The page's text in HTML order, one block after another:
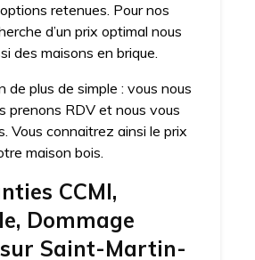
retenues. Pour nos
d’un prix optimal nous
des maisons en brique.
de plus de simple : vous nous
prenons RDV et nous vous
Vous connaitrez ainsi le prix
maison bois.
CCMI,
Dommage
Saint-Martin-